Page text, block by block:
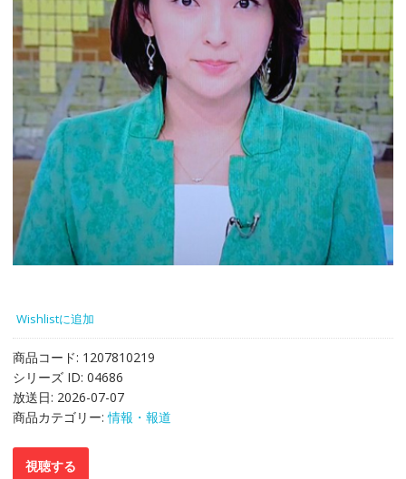
Wishlistに追加
商品コード: 1207810219
シリーズ ID: 04686
放送日: 2026-07-07
商品カテゴリー:情報・報道